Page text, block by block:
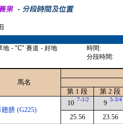
地 - "C" 賽道 - 好地
時間:
分段時間:
馬名
第 1 段
第 2 段
翅膀 (G225)
10 7-1/2
25.56
9 5-3/4
23.56